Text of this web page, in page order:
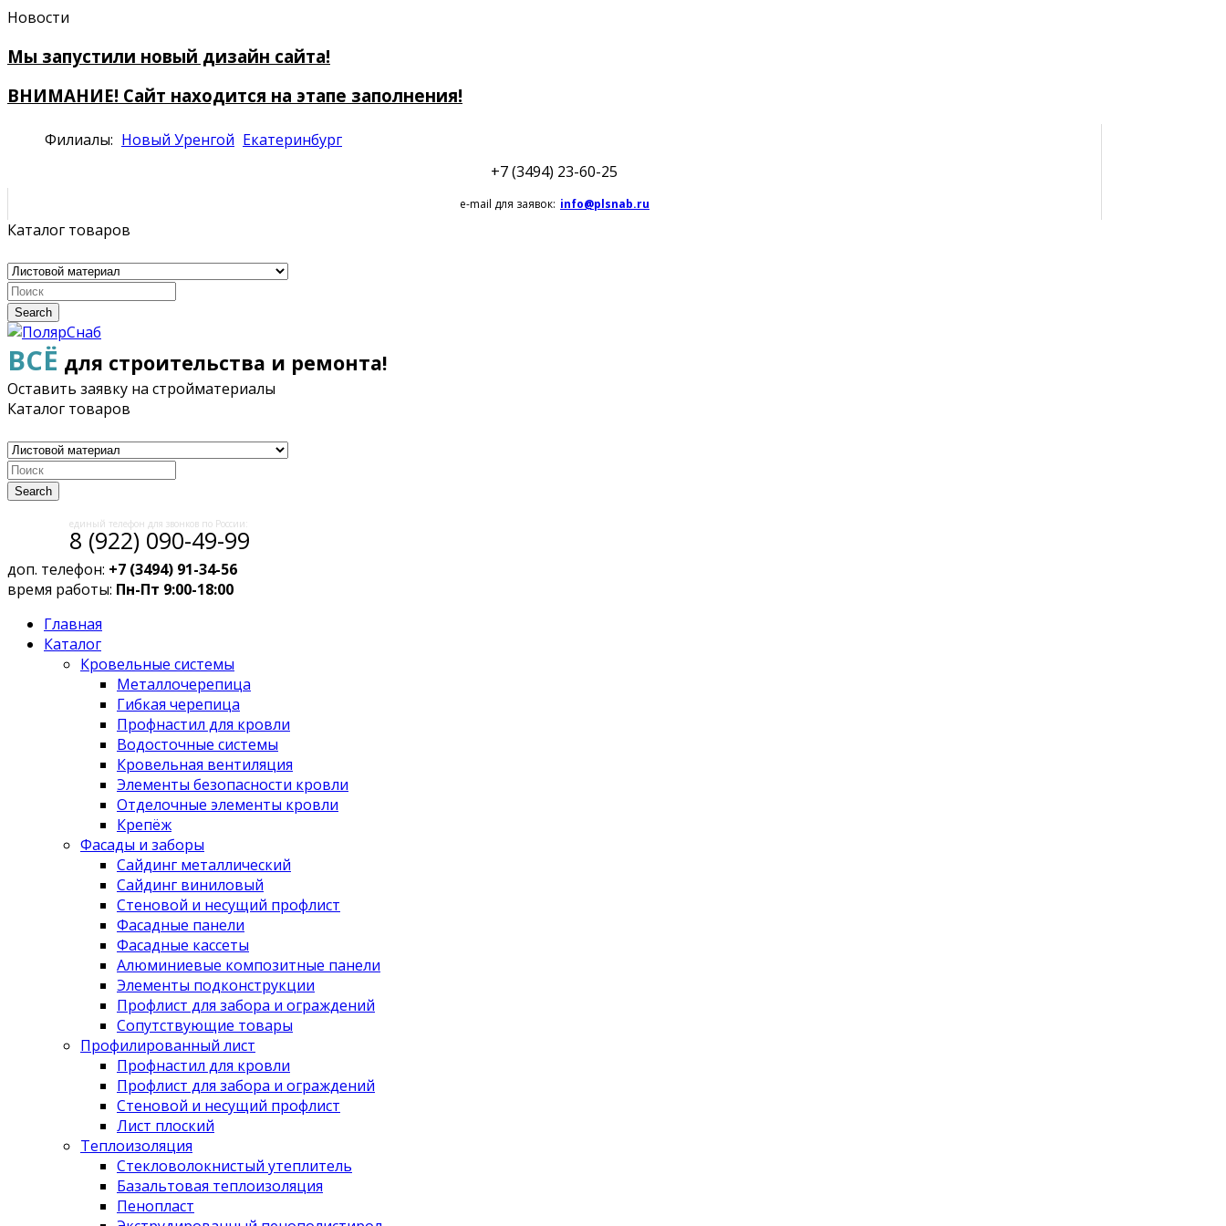
Новости
Мы запустили новый дизайн сайта!
ВНИМАНИЕ! Сайт находится на этапе заполнения!
Филиалы: Новый Уренгой Екатеринбург
+7 (3494) 23-60-25
e-mail для заявок: info@plsnab.ru
Каталог товаров
Search
ВСЁ для строительства и ремонта!
Оставить заявку на стройматериалы
Каталог товаров
Search
единый телефон для звонков по России:
8 (922) 090-49-99
доп. телефон: +7 (3494) 91-34-56
время работы: Пн-Пт 9:00-18:00
Главная
Каталог
Кровельные системы
Металлочерепица
Гибкая черепица
Профнастил для кровли
Водосточные системы
Кровельная вентиляция
Элементы безопасности кровли
Отделочные элементы кровли
Крепёж
Фасады и заборы
Сайдинг металлический
Сайдинг виниловый
Стеновой и несущий профлист
Фасадные панели
Фасадные кассеты
Алюминиевые композитные панели
Элементы подконструкции
Профлист для забора и ограждений
Сопутствующие товары
Профилированный лист
Профнастил для кровли
Профлист для забора и ограждений
Стеновой и несущий профлист
Лист плоский
Теплоизоляция
Стекловолокнистый утеплитель
Базальтовая теплоизоляция
Пенопласт